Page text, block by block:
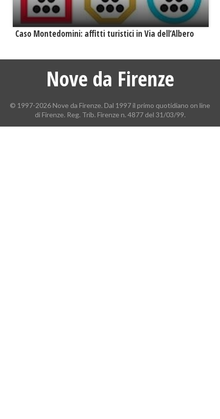
Caso Montedomini: affitti turistici in Via dell’Albero
Nove da Firenze
© 1997-2026 Nove da Firenze. Dal 1997 il primo quotidiano on line
di Firenze. Reg. Trib. Firenze n. 4877 del 31/03/99.